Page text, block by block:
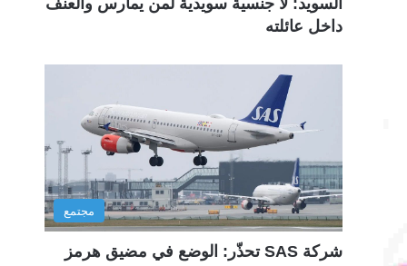
داخل عائلته
مجتمع
شركة SAS تحذّر: الوضع في مضيق هرمز